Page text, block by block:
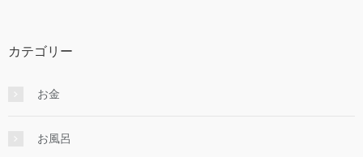
カテゴリー
お金
お風呂